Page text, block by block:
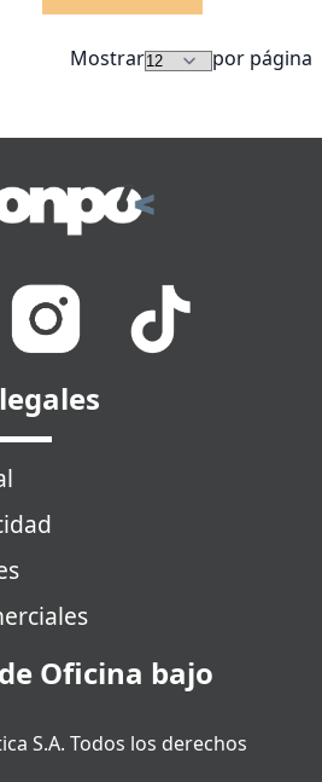
página
Mostrar por página
Oficina bajo
S.A. Todos los derechos